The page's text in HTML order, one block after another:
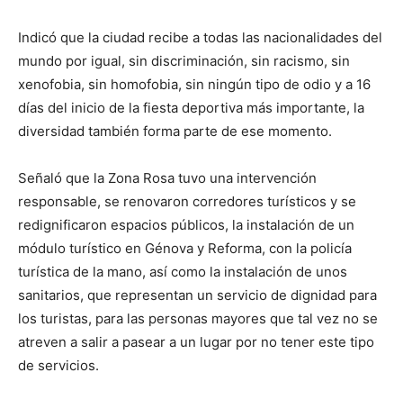
Indicó que la ciudad recibe a todas las nacionalidades del
mundo por igual, sin discriminación, sin racismo, sin
xenofobia, sin homofobia, sin ningún tipo de odio y a 16
días del inicio de la fiesta deportiva más importante, la
diversidad también forma parte de ese momento.
Señaló que la Zona Rosa tuvo una intervención
responsable, se renovaron corredores turísticos y se
redignificaron espacios públicos, la instalación de un
módulo turístico en Génova y Reforma, con la policía
turística de la mano, así como la instalación de unos
sanitarios, que representan un servicio de dignidad para
los turistas, para las personas mayores que tal vez no se
atreven a salir a pasear a un lugar por no tener este tipo
de servicios.